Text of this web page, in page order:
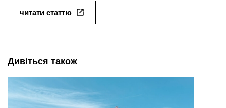
читати статтю
Дивіться також